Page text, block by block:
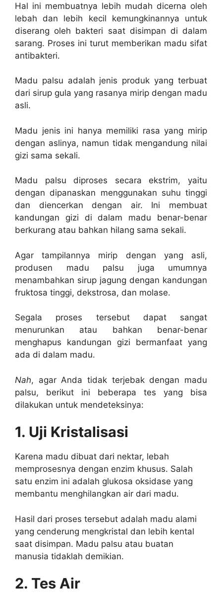
Hal ini membuatnya lebih mudah dicerna oleh
lebah dan lebih kecil kemungkinannya untuk
diserang oleh bakteri saat disimpan di dalam
sarang. Proses ini turut memberikan madu sifat
antibakteri.
Madu palsu adalah jenis produk yang terbuat
dari sirup gula yang rasanya mirip dengan madu
asli.
Madu jenis ini hanya memiliki rasa yang mirip
dengan aslinya, namun tidak mengandung nilai
gizi sama sekali.
Madu palsu diproses secara ekstrim, yaitu
dengan dipanaskan menggunakan suhu tinggi
dan diencerkan dengan air. Ini membuat
kandungan gizi di dalam madu benar-benar
berkurang atau bahkan hilang sama sekali.
Agar tampilannya mirip dengan yang asli,
produsen madu palsu juga umumnya
menambahkan sirup jagung dengan kandungan
fruktosa tinggi, dekstrosa, dan molase.
Segala proses tersebut dapat sangat
menurunkan atau bahkan benar-benar
menghapus kandungan gizi bermanfaat yang
ada di dalam madu.
Nah, agar Anda tidak terjebak dengan madu
palsu, berikut ini beberapa tes yang bisa
dilakukan untuk mendeteksinya:
1. Uji Kristalisasi
Karena madu dibuat dari nektar, lebah
memprosesnya dengan enzim khusus. Salah
satu enzim ini adalah glukosa oksidase yang
membantu menghilangkan air dari madu.
Hasil dari proses tersebut adalah madu alami
yang cenderung mengkristal dan lebih kental
saat disimpan. Madu palsu atau buatan
manusia tidaklah demikian.
2. Tes Air